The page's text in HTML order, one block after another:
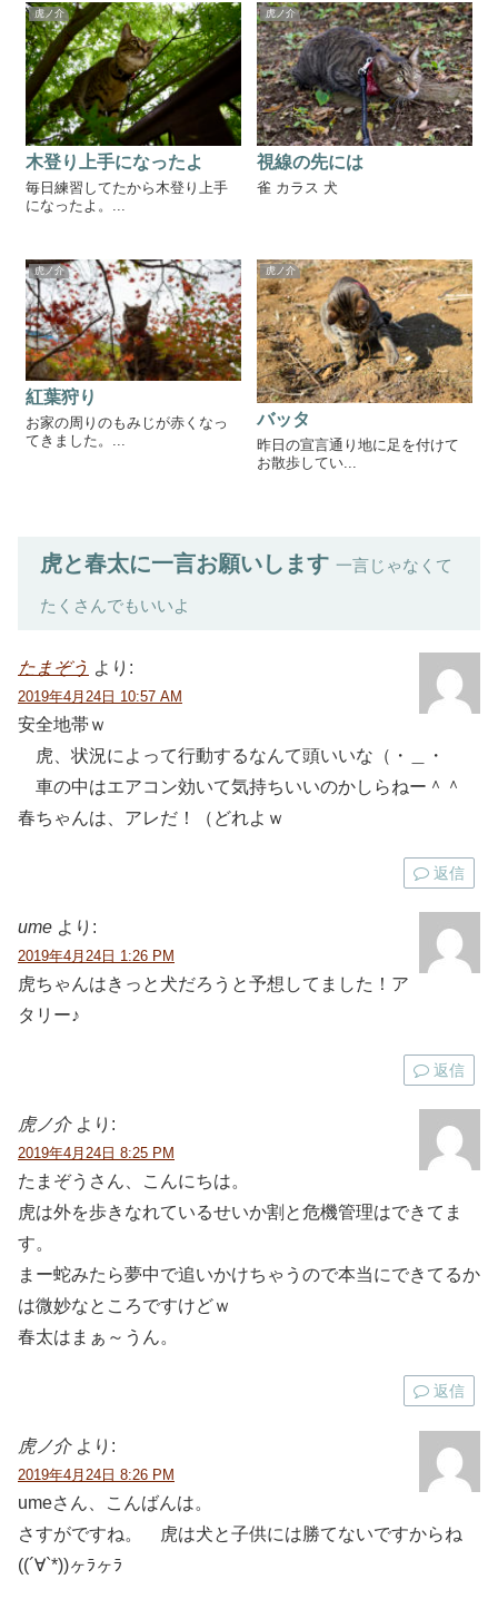
虎ノ介
木登り上手になったよ
毎日練習してたから木登り上手
になったよ。...
虎ノ介
視線の先には
雀 カラス 犬
虎ノ介
紅葉狩り
お家の周りのもみじが赤くなっ
てきました。...
虎ノ介
バッタ
昨日の宣言通り地に足を付けて
お散歩してい...
虎と春太に一言お願いします 一言じゃなくて
たくさんでもいいよ
たまぞう より:
2019年4月24日 10:57 AM
安全地帯ｗ
虎、状況によって行動するなんて頭いいな（・＿・
車の中はエアコン効いて気持ちいいのかしらねー＾＾
春ちゃんは、アレだ！（どれよｗ
返信
ume より:
2019年4月24日 1:26 PM
虎ちゃんはきっと犬だろうと予想してました！ア
タリー♪
返信
虎ノ介 より:
2019年4月24日 8:25 PM
たまぞうさん、こんにちは。
虎は外を歩きなれているせいか割と危機管理はできてま
す。
まー蛇みたら夢中で追いかけちゃうので本当にできてるか
は微妙なところですけどｗ
春太はまぁ～うん。
返信
虎ノ介 より:
2019年4月24日 8:26 PM
umeさん、こんばんは。
さすがですね。 虎は犬と子供には勝てないですからね
((´∀`*))ヶﾗヶﾗ